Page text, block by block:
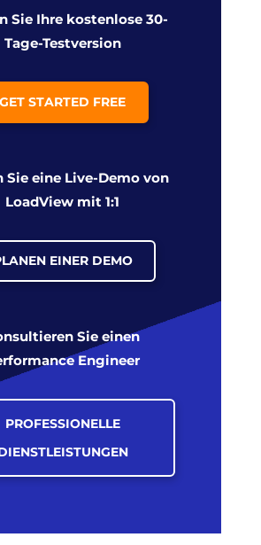
Sie Ihre kostenlose 30-
Tage-Testversion
GET STARTED FREE
Sie eine Live-Demo von
LoadView mit 1:1
EINER DEMO
Sie einen
Engineer
PROFESSIONELLE